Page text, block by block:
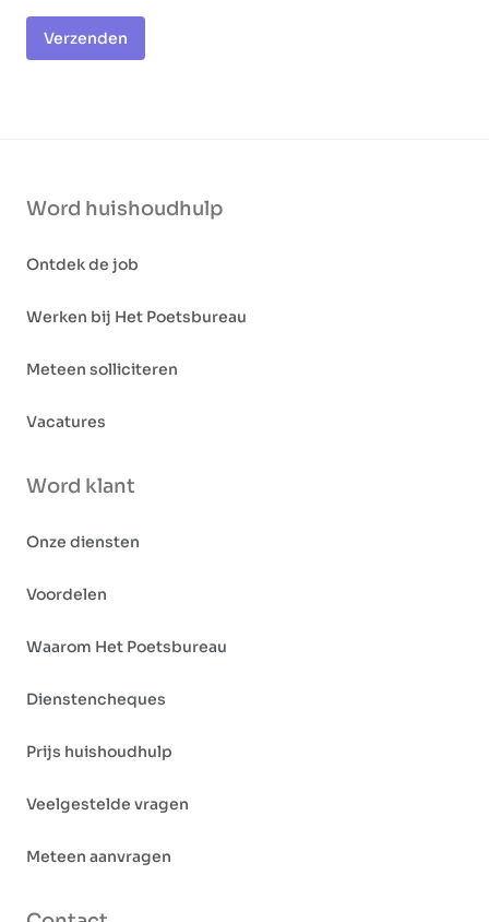
Verzenden
Word huishoudhulp
Ontdek de job
Werken bij Het Poetsbureau
Meteen solliciteren
Vacatures
Word klant
Onze diensten
Voordelen
Waarom Het Poetsbureau
Dienstencheques
Prijs huishoudhulp
Veelgestelde vragen
Meteen aanvragen